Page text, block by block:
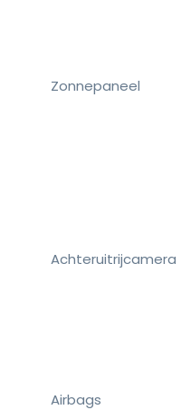
Zonnepaneel
Achteruitrijcamera
Airbags